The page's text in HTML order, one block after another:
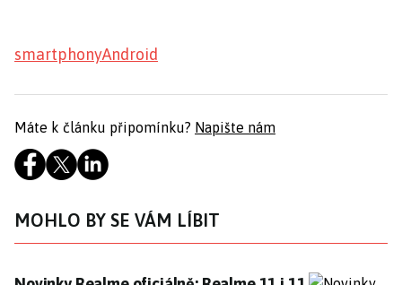
smartphonyAndroid
Máte k článku připomínku? Napište nám
MOHLO BY SE VÁM LÍBIT